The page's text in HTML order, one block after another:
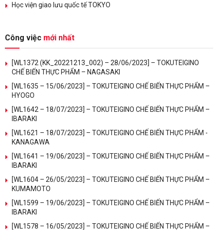
Học viện giao lưu quốc tế TOKYO
Công việc mới nhất
[WL1372 (KK_20221213_002) – 28/06/2023] – TOKUTEIGINO
CHẾ BIẾN THỰC PHẨM – NAGASAKI
[WL1635 – 15/06/2023] – TOKUTEIGINO CHẾ BIẾN THỰC PHẨM –
HYOGO
[WL1642 – 18/07/2023] – TOKUTEIGINO CHẾ BIẾN THỰC PHẨM –
IBARAKI
[WL1621 – 18/07/2023] – TOKUTEIGINO CHẾ BIẾN THỰC PHẨM -
KANAGAWA
[WL1641 – 19/06/2023] – TOKUTEIGINO CHẾ BIẾN THỰC PHẨM –
IBARAKI
[WL1604 – 26/05/2023] – TOKUTEIGINO CHẾ BIẾN THỰC PHẨM –
KUMAMOTO
[WL1599 – 19/06/2023] – TOKUTEIGINO CHẾ BIẾN THỰC PHẨM –
IBARAKI
[WL1578 – 16/05/2023] – TOKUTEIGINO CHẾ BIẾN THỰC PHẨM –